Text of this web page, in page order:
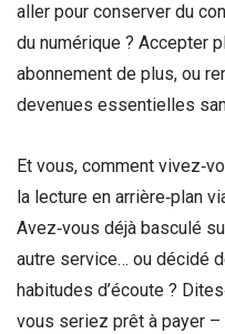
aller pour conserver du
du numérique ? Accepter
abonnement de plus, ou
devenues essentielles
Et vous, comment
la lecture en arrière‑plan
Avez‑vous déjà basculé
autre service… ou décidé
habitudes d’écoute ?
vous seriez prêt à payer –